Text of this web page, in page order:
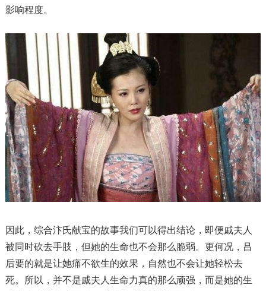
影响程度。
因此，综合汴氏献宝的故事我们可以得出结论，即便戚夫人
被同时砍去手肢，但她的生命也不会那么脆弱。更何况，吕
后要的就是让她痛不欲生的效果，自然也不会让她轻松去
死。所以，并不是戚夫人生命力真的那么顽强，而是她的生